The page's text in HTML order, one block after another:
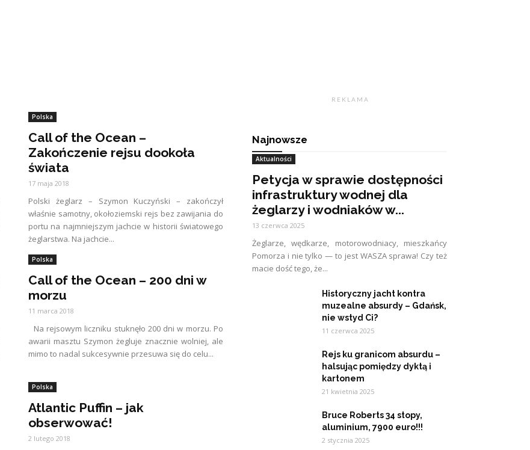
Polska
Call of the Ocean –
Zakończenie rejsu dookoła
świata
17 maja 2018
Polski żeglarz – Szymon Kuczyński – zakończył
właśnie samotny, okołoziemski rejs bez zawijania do
portu na najmniejszym jachcie w historii światowego
żeglarstwa. Na jachcie...
Polska
Call of the Ocean – 200 dni w
morzu
11 marca 2018
Na rejsowym liczniku stuknęło 200 dni w morzu. Po
awarii masztu Szymon żegluje znacznie wolniej, ale
mimo to nadal sukcesywnie przesuwa się do celu...
Polska
Atlantic Puffin – jak
obserwować!
2 lutego 2018
R E K L A M A
Najnowsze
Aktualności
Petycja w sprawie dostępności
infrastruktury wodnej dla
żeglarzy i wodniaków w...
13 czerwca 2025
Żeglarze, wędkarze, motorowodniacy, mieszkańcy
Pomorza i nie tylko — to jest WASZA sprawa! Czy też
macie dość tego, że...
Historyczny jacht kontra
muzealne absurdy – Gdańsk,
nie wstyd Ci?
11 czerwca 2025
Rejs ku granicom absurdu –
halsując pomiędzy dyktą i
kartonem
21 kwietnia 2025
Bruce Roberts 34 stopy,
aluminium, 7900 euro!!!
2 stycznia 2025